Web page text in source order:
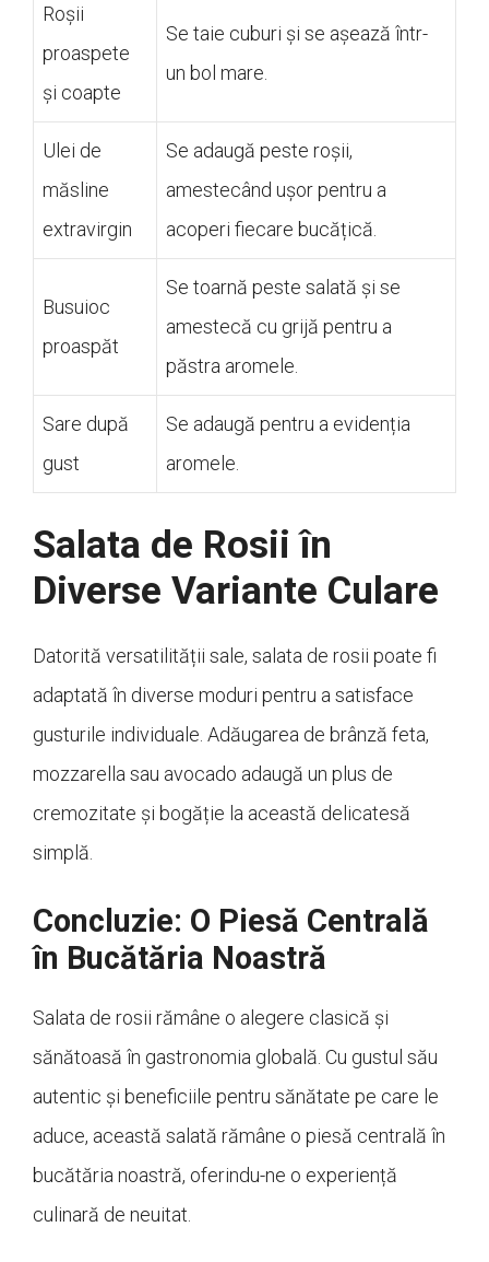
Roșii
proaspete
și coapte
Se taie cuburi și se așează într-
un bol mare.
Ulei de
măsline
extravirgin
Se adaugă peste roșii,
amestecând ușor pentru a
acoperi fiecare bucățică.
Busuioc
proaspăt
Se toarnă peste salată și se
amestecă cu grijă pentru a
păstra aromele.
Sare după
gust
Se adaugă pentru a evidenția
aromele.
Salata de Rosii în
Diverse Variante Culare
Datorită versatilității sale, salata de rosii poate fi
adaptată în diverse moduri pentru a satisface
gusturile individuale. Adăugarea de brânză feta,
mozzarella sau avocado adaugă un plus de
cremozitate și bogăție la această delicatesă
simplă.
Concluzie: O Piesă Centrală
în Bucătăria Noastră
Salata de rosii rămâne o alegere clasică și
sănătoasă în gastronomia globală. Cu gustul său
autentic și beneficiile pentru sănătate pe care le
aduce, această salată rămâne o piesă centrală în
bucătăria noastră, oferindu-ne o experiență
culinară de neuitat.